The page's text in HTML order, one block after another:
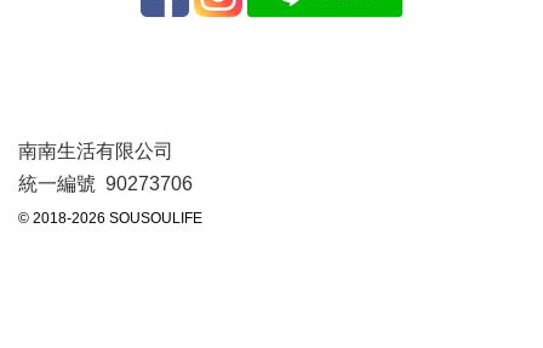
南南生活有限公司
統一編號 90273706
© 2018-2026 SOUSOULIFE